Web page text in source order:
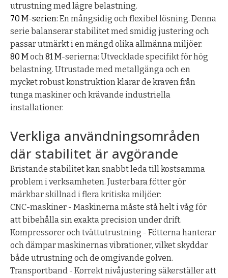
utrustning med lägre belastning.
70 M-serien: En mångsidig och flexibel lösning. Denna
serie balanserar stabilitet med smidig justering och
passar utmärkt i en mängd olika allmänna miljöer.
80 Moch81 M-serierna: Utvecklade specifikt för hög
belastning. Utrustade med metallgänga och en
mycket robust konstruktion klarar de kraven från
tunga maskiner och krävande industriella
installationer.
Verkliga användningsområden
där stabilitet är avgörande
Bristande stabilitet kan snabbt leda till kostsamma
problem i verksamheten. Justerbara fötter gör
märkbar skillnad i flera kritiska miljöer:
CNC-maskiner - Maskinerna måste stå helt i våg för
att bibehålla sin exakta precision under drift.
Kompressorer och tvättutrustning - Fötterna hanterar
och dämpar maskinernas vibrationer, vilket skyddar
både utrustning och de omgivande golven.
Transportband - Korrekt nivåjustering säkerställer att